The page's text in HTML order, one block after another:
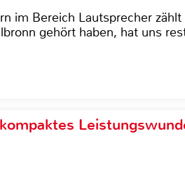
im Bereich Lautsprecher zählt
gehört haben, hat uns